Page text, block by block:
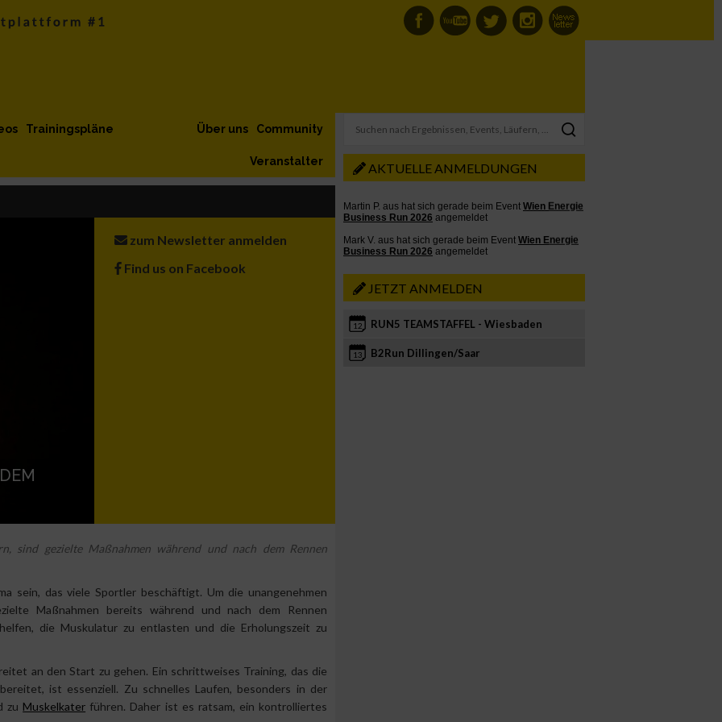
Trainingspläne Community
Über uns
Veranstalter
zum Newsletter anmelden
Find us on Facebook
sind gezielte Maßnahmen während und nach dem Rennen
sein, das viele Sportler beschäftigt. Um die unangenehmen
Maßnahmen bereits während und nach dem Rennen
die Muskulatur zu entlasten und die Erholungszeit zu
an den Start zu gehen. Ein schrittweises Training, das die
ist essenziell. Zu schnelles Laufen, besonders in der
zu Muskelkater führen. Daher ist es ratsam, ein kontrolliertes
AKTUELLE ANMELDUNGEN
JETZT ANMELDEN
12 RUN5 TEAMSTAFFEL - Wiesbaden
13 B2Run Dillingen/Saar